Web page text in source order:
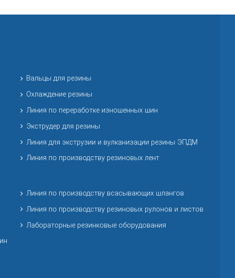
Вальцы для резины
Охлаждение резины
Линия по переработке изношенных шин
Экструдер для резины
Линия для экструзии и вулканизации резины ЭПДМ
Линия по производству резиновых лент
Линия по производству всасывающих шлангов
Линия по производству резиновых рулонов и листов
Лабораторные резинковые оборудования